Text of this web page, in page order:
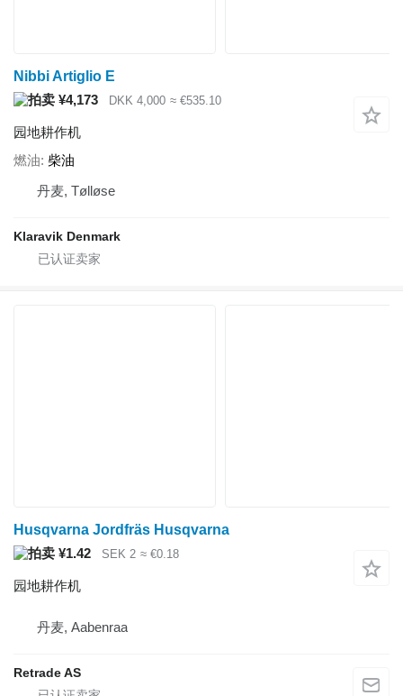
Nibbi Artiglio E
¥4,173
DKK 4,000 ≈ €535.10
园地耕作机
燃油 柴油
丹麦, Tølløse
Klaravik Denmark
Husqvarna Jordfräs Husqvarna
¥1.42
SEK 2 ≈ €0.18
园地耕作机
丹麦, Aabenraa
Retrade AS